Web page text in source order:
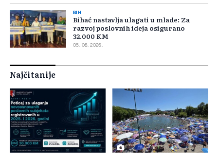
BIH
Bihać nastavlja ulagati u mlade: Za
razvoj poslovnih ideja osigurano
32.000 KM
05. 08. 2026.
Najčitanije